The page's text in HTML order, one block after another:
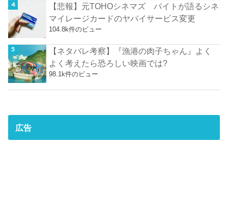
【悲報】元TOHOシネマズ バイトが語るシネ
マイレージカードのヤバイサービス変更
104.8k件のビュー
【ネタバレ考察】『漁港の肉子ちゃん』よく
よく考えたら恐ろしい映画では?
98.1k件のビュー
広告